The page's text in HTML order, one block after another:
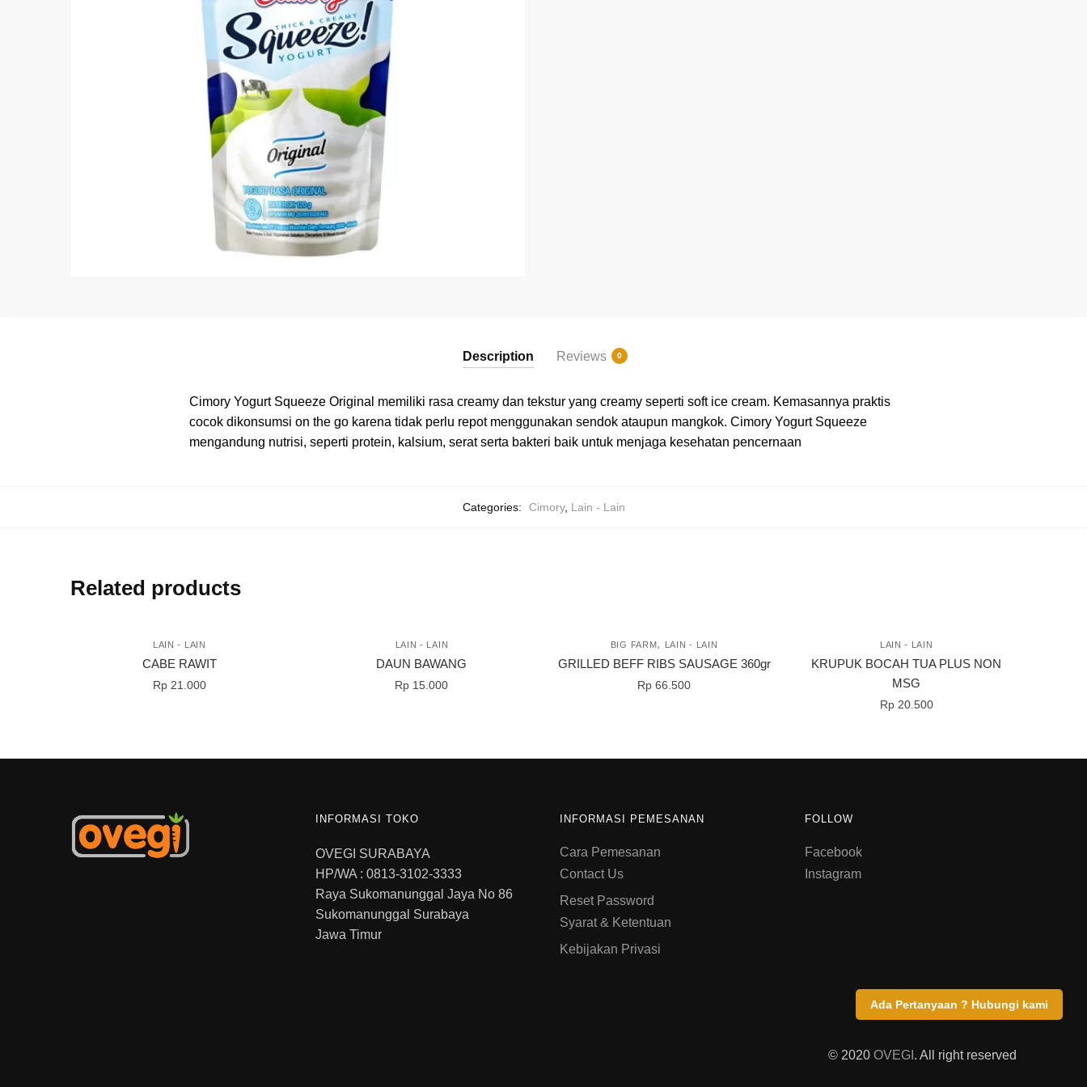
Ada Pertanyaan ? Hubungi kami
Description Reviews 0
Cimory Yogurt Squeeze Original memiliki rasa creamy dan tekstur yang creamy seperti soft ice cream. Kemasannya praktis
cocok dikonsumsi on the go karena tidak perlu repot menggunakan sendok ataupun mangkok. Cimory Yogurt Squeeze
mengandung nutrisi, seperti protein, kalsium, serat serta bakteri baik untuk menjaga kesehatan pencernaan
Categories: Cimory, Lain - Lain
Related products
LAIN - LAIN
CABE RAWIT
Rp21.000
LAIN - LAIN
DAUN BAWANG
Rp 15.000
BIG FARM, LAIN - LAIN
GRILLED BEFF RIBS SAUSAGE 360gr
Rp 66.500
LAIN - LAIN
KRUPUK BOCAH TUA PLUS NON
MSG
Rp20.500
INFORMASI TOKO
OVEGI SURABAYA
HP/WA : 0813-3102-3333
Raya Sukomanunggal Jaya No 86
Sukomanunggal Surabaya
Jawa Timur
INFORMASI PEMESANAN
Cara Pemesanan
Contact Us
Reset Password
Syarat & Ketentuan
Kebijakan Privasi
FOLLOW
Facebook
Instagram
© 2020 OVEGI . All right reserved